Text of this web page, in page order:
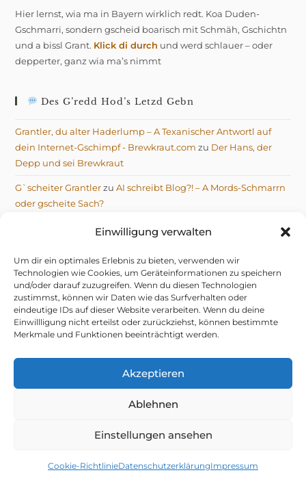
Einwilligung verwalten
Um dir ein optimales Erlebnis zu bieten, verwenden wir
Technologien wie Cookies, um Geräteinformationen zu speichern
und/oder darauf zuzugreifen. Wenn du diesen Technologien
zustimmst, können wir Daten wie das Surfverhalten oder
eindeutige IDs auf dieser Website verarbeiten. Wenn du deine
Einwillligung nicht erteilst oder zurückziehst, können bestimmte
Merkmale und Funktionen beeinträchtigt werden.
Akzeptieren
Ablehnen
Einstellungen ansehen
Cookie-RichtlinieDatenschutzerklärungImpressum
Hier lernst, wia ma in Bayern wirklich redt. Koa Duden-
Gschmarri, sondern gscheid boarisch mit Schmäh, Gschichtn
und a bissl Grant. Klick di durch und werd schlauer – oder
depperter, ganz wia ma’s nimmt
Des G’redd Hod’s Letzd Gebn
Grantler, du alter Haderlump – A Texanischer Antwortl auf
dein Internet-Gschimpf - Brewkraut.com zu Der Hans, der
Depp und sei Brewkraut
G`scheiter GrantlerzuAI schreibt Blog?! – A Mords-Schmarrn
oder gscheite Sach?
AI schreibt Blog?! – A Mords-Schmarrn oder
IMPRESSUM
DATENSCHUTZERKLÄRUNG
– do hock i aa mid drin.
Brewkraut.com(da Hans mit seim Bier in Amiland) &